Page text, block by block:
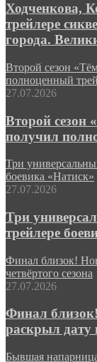
Ходченкова,
трейлере
города.
Второй сезон
полноценный
27.07.2026
Второй сезон
получил
Три
боевика «Натиск»
27.07.2026
Три
трейлере
Финал близок!
четвёртого сезона
27.07.2026
Финал
раскрыл дату
Бывшая